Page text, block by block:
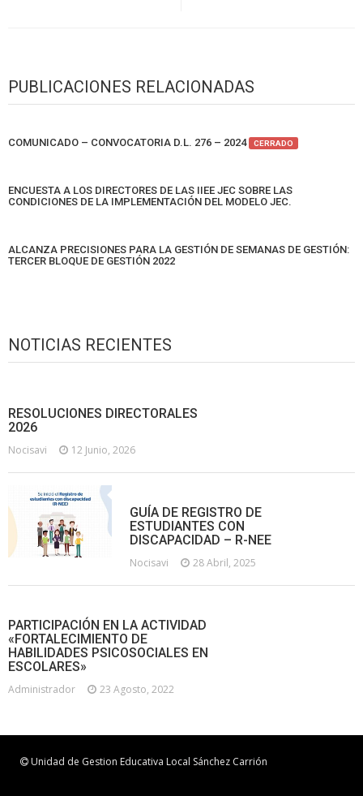
PUBLICACIONES RELACIONADAS
COMUNICADO – CONVOCATORIA D.L. 276 – 2024 CERRADO
ENCUESTA A LOS DIRECTORES DE LAS IIEE JEC SOBRE LAS
CONDICIONES DE LA IMPLEMENTACIÓN DEL MODELO JEC.
ALCANZA PRECISIONES PARA LA GESTIÓN DE SEMANAS DE GESTIÓN:
TERCER BLOQUE DE GESTIÓN 2022
NOTICIAS RECIENTES
RESOLUCIONES DIRECTORALES
2026
Nocisavi 12 Junio, 2026
GUÍA DE REGISTRO DE
ESTUDIANTES CON
DISCAPACIDAD – R-NEE
Nocisavi 28 Abril, 2025
PARTICIPACIÓN EN LA ACTIVIDAD
«FORTALECIMIENTO DE
HABILIDADES PSICOSOCIALES EN
ESCOLARES»
Administrador 23 Agosto, 2022
Unidad de Gestion Educativa Local Sánchez Carrión